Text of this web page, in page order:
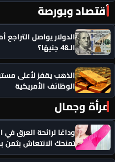
أقتصاد وبورصة
الدولار يواصل
الـ48 جنيهًا؟
الذهب يقفز لأعلى
الوظائف الأمريكية
مرأة وجمال
تمنحك الانتعاش بثمن